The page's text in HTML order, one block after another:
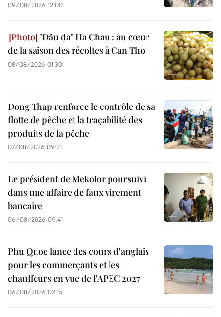
09/08/2026 12:00
"Dâu da" Ha Chau : au cœur
de la saison des récoltes à Can Tho
08/08/2026 01:30
Dong Thap renforce le contrôle de sa
flotte de pêche et la traçabilité des
produits de la pêche
07/08/2026 09:21
Le président de Mekolor poursuivi
dans une affaire de faux virement
bancaire
06/08/2026 09:41
Phu Quoc lance des cours d'anglais
pour les commerçants et les
chauffeurs en vue de l'APEC 2027
06/08/2026 02:15